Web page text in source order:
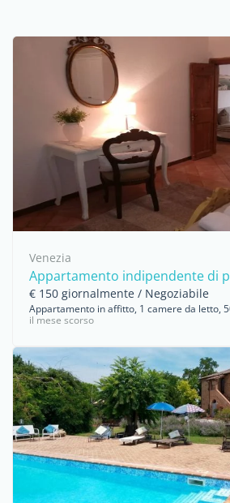
Venezia
Appartamento indipendente di
€ 150 giornalmente / Negoziabile
Appartamento in affitto, 1 camere da letto,
il mese scorso